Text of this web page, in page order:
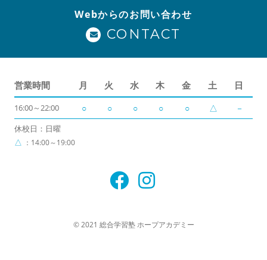
Webからのお問い合わせ
CONTACT
営業時間 月 火 水 木 金 土 日
16:00～22:00 ○ ○ ○ ○ ○ △ －
休校日：日曜
△ ：14:00～19:00
© 2021 総合学習塾 ホープアカデミー